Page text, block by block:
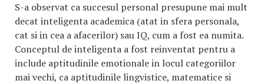
S-a observat ca succesul personal presupune mai mult
decat inteligenta academica (atat in sfera personala,
cat si in cea a afacerilor) sau IQ, cum a fost ea numita.
Conceptul de inteligenta a fost reinventat pentru a
include aptitudinile emotionale in locul categoriilor
mai vechi, ca aptitudinile lingvistice, matematice si